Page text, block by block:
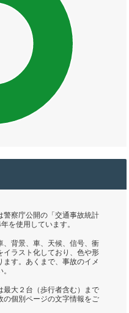
警察庁公開の「交通事故統計
を使用しています。
、背景、車、天候、信号、衝
イラスト化しており、色や形
す。あくまで、事故のイメ
最大２台（歩行者含む）まで
の個別ページの文字情報をご